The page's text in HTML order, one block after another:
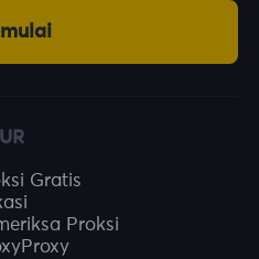
Gratis
Proksi